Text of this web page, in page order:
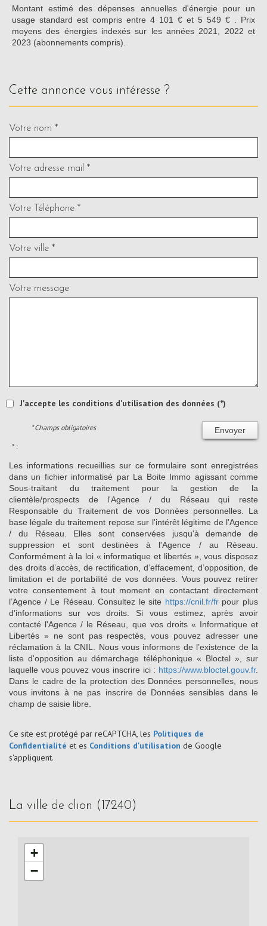
Montant estimé des dépenses annuelles d'énergie pour un
usage standard est compris entre 4 101 € et 5 549 € . Prix
moyens des énergies indexés sur les années 2021, 2022 et
2023 (abonnements compris).
cette annonce vous intéresse ?
Votre nom *
Votre adresse mail *
Votre Téléphone *
Votre ville *
Votre message
J'accepte les conditions d'utilisation des données (*)
Envoyer
* Champs obligatoires
* :
Les informations recueillies sur ce formulaire sont enregistrées
dans un fichier informatisé par La Boite Immo agissant comme
Sous-traitant du traitement pour la gestion de la
clientèle/prospects de l'Agence / du Réseau qui reste
Responsable du Traitement de vos Données personnelles. La
base légale du traitement repose sur l'intérêt légitime de l'Agence
/ du Réseau. Elles sont conservées jusqu'à demande de
suppression et sont destinées à l'Agence / au Réseau.
Conformément à la loi « informatique et libertés », vous disposez
des droits d’accès, de rectification, d’effacement, d’opposition, de
limitation et de portabilité de vos données. Vous pouvez retirer
votre consentement à tout moment en contactant directement
l’Agence / Le Réseau. Consultez le site https://cnil.fr/frpour plus
d’informations sur vos droits. Si vous estimez, après avoir
contacté l'Agence / le Réseau, que vos droits « Informatique et
Libertés » ne sont pas respectés, vous pouvez adresser une
réclamation à la CNIL. Nous vous informons de l’existence de la
liste d'opposition au démarchage téléphonique « Bloctel », sur
laquelle vous pouvez vous inscrire ici : https://www.bloctel.gouv.fr.
Dans le cadre de la protection des Données personnelles, nous
vous invitons à ne pas inscrire de Données sensibles dans le
champ de saisie libre.
Ce site est protégé par reCAPTCHA, les Politiques de
Confidentialité et es Conditions d'utilisation de Google
s'appliquent.
la ville de clion (17240)
+
−